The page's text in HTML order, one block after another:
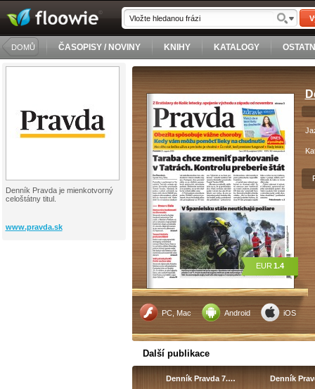
DOMŮ ČASOPISY / NOVINY KNIHY KATALOGY
Denník Pravda je mienkotvorný
celoštátny titul.
www.pravda.sk
PC, Mac Android iOS
EUR 1.4
Další publikace
Denník Pravda 7.… Denník